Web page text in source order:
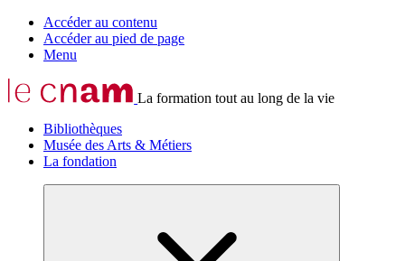
Accéder au contenu
Accéder au pied de page
Menu
La formation tout au long de la vie
Bibliothèques
Musée des Arts & Métiers
La fondation